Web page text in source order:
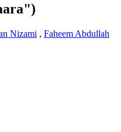
Nizami , Faheem Abdullah